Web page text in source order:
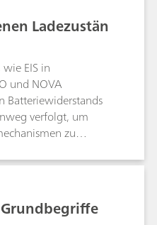
Ladezustän
EIS in
und NOVA
Batteriewiderstands
verfolgt, um
zu